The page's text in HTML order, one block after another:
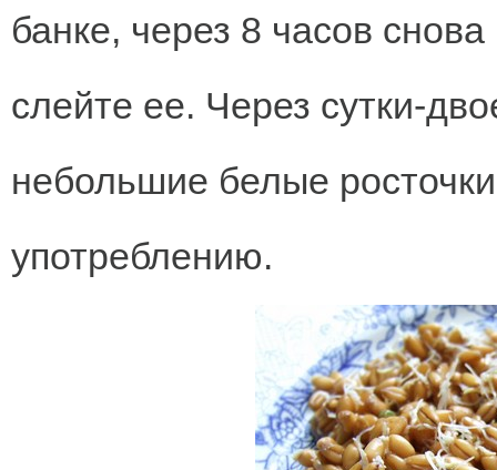
банке, через 8 часов
слейте ее. Через сутки-
небольшие белые
употреблению.